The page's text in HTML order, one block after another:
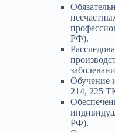
РФ).
Обучение
214, 225
РФ).